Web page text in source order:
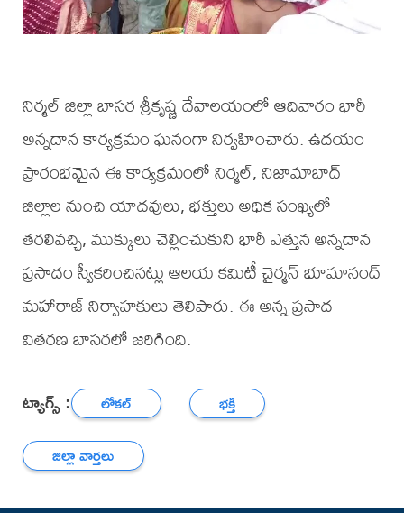
నిర్మల్ జిల్లా బాసర శ్రీకృష్ణ దేవాలయంలో ఆదివారం భారీ
అన్నదాన కార్యక్రమం ఘనంగా నిర్వహించారు. ఉదయం
ప్రారంభమైన ఈ కార్యక్రమంలో నిర్మల్, నిజామాబాద్
జిల్లాల నుంచి యాదవులు, భక్తులు అధిక సంఖ్యలో
తరలివచ్చి, ముక్కులు చెల్లించుకుని భారీ ఎత్తున అన్నదాన
ప్రసాదం స్వీకరించినట్లు ఆలయ కమిటీ చైర్మన్ భూమానంద్
మహారాజ్ నిర్వాహకులు తెలిపారు. ఈ అన్న ప్రసాద
వితరణ బాసరలో జరిగింది.
ట్యాగ్స్ : లోకల్
భక్తి
జిల్లా వార్తలు